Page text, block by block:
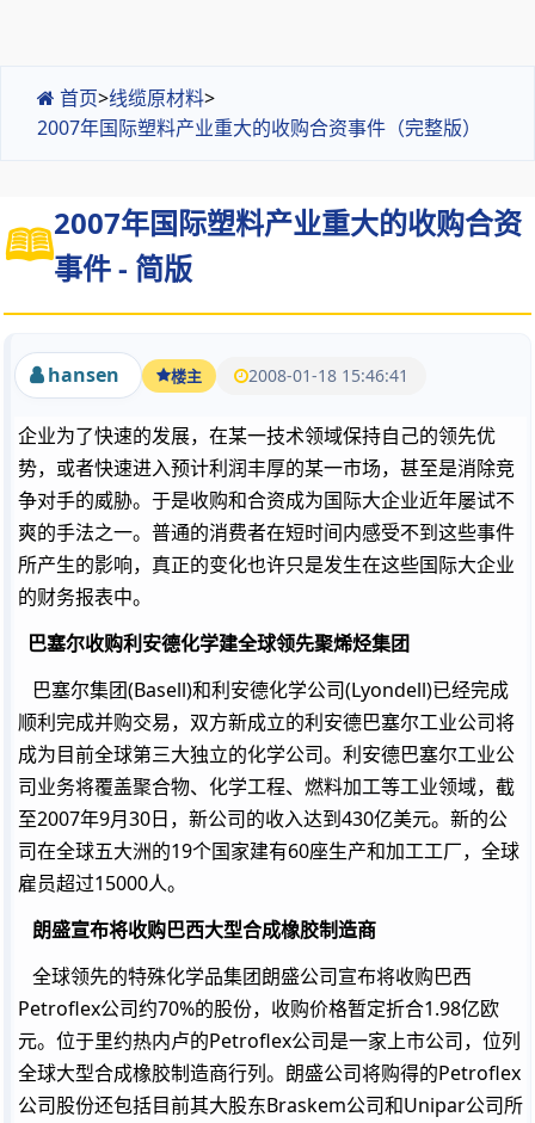
首页>线缆原材料>
2007年国际塑料产业重大的收购合资事件（完整版）
2007年国际塑料产业重大的收购合资
事件 - 简版
hansen 楼主 2008-01-18 15:46:41
企业为了快速的发展，在某一技术领域保持自己的领先优
势，或者快速进入预计利润丰厚的某一市场，甚至是消除竞
争对手的威胁。于是收购和合资成为国际大企业近年屡试不
爽的手法之一。普通的消费者在短时间内感受不到这些事件
所产生的影响，真正的变化也许只是发生在这些国际大企业
的财务报表中。
巴塞尔收购利安德化学建全球领先聚烯烃集团
巴塞尔集团(Basell)和利安德化学公司(Lyondell)已经完成
顺利完成并购交易，双方新成立的利安德巴塞尔工业公司将
成为目前全球第三大独立的化学公司。利安德巴塞尔工业公
司业务将覆盖聚合物、化学工程、燃料加工等工业领域，截
至2007年9月30日，新公司的收入达到430亿美元。新的公
司在全球五大洲的19个国家建有60座生产和加工工厂，全球
雇员超过15000人。
朗盛宣布将收购巴西大型合成橡胶制造商
全球领先的特殊化学品集团朗盛公司宣布将收购巴西
Petroflex公司约70%的股份，收购价格暂定折合1.98亿欧
元。位于里约热内卢的Petroflex公司是一家上市公司，位列
全球大型合成橡胶制造商行列。朗盛公司将购得的Petroflex
公司股份还包括目前其大股东Braskem公司和Unipar公司所